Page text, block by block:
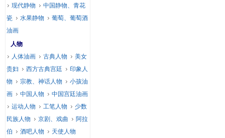
现代静物
中国静物、青花
瓷
水果静物
葡萄、葡萄酒
油画
人物
人体油画
古典人物
美女
贵妇
西方古典宫廷
印象人
物
宗教、神话人物
小孩油
画
中国人物
中国宫廷油画
运动人物
工笔人物
少数
民族人物
京剧、戏曲
阿拉
伯
酒吧人物
天使人物